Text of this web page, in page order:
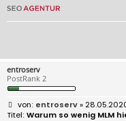
entroserv
PostRank 2
B
e
entroserv»
Warum so wenig MLM